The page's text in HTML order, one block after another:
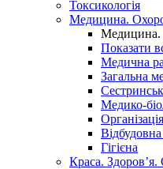
Токсикологія
Медицина.
Медицина.
Показати
Медична
Загальна
Медико-
Гігієна
Краса. Здоров’я.